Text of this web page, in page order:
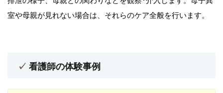
室や母親が見れない場合は、それらのケア全般を行います。
看護師の体験事例